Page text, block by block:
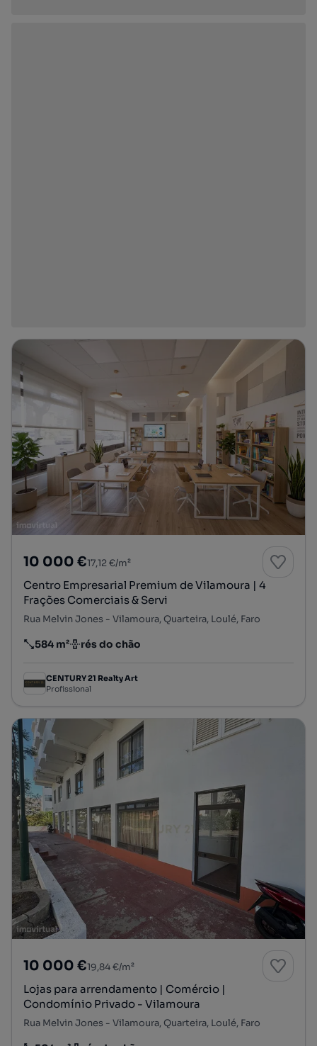
10 000 €17,12 €/m²
Centro Empresarial Premium de Vilamoura | 4
Frações Comerciais & Servi
Rua Melvin Jones - Vilamoura, Quarteira, Loulé, Faro
Preço por metro quadrado
584 m²
Andar rés do chão
CENTURY 21 Realty Art
Profissional
10 000 €19,84 €/m²
Lojas para arrendamento | Comércio |
Condomínio Privado - Vilamoura
Rua Melvin Jones - Vilamoura, Quarteira, Loulé, Faro